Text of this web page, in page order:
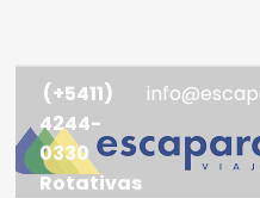
(+5411)
4244-
0330
Rotativas